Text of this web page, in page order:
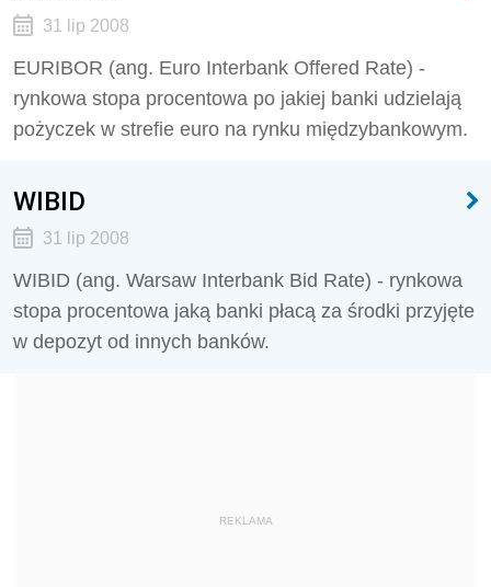
31 lip 2008
EURIBOR (ang. Euro Interbank Offered Rate) -
rynkowa stopa procentowa po jakiej banki udzielają
pożyczek w strefie euro na rynku międzybankowym.
WIBID
31 lip 2008
WIBID (ang. Warsaw Interbank Bid Rate) - rynkowa
stopa procentowa jaką banki płacą za środki przyjęte
w depozyt od innych banków.
REKLAMA